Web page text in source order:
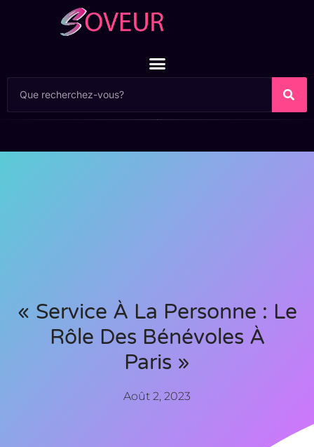
« Service À La Personne : Le
Rôle Des Bénévoles À
Paris »
Août 2, 2023